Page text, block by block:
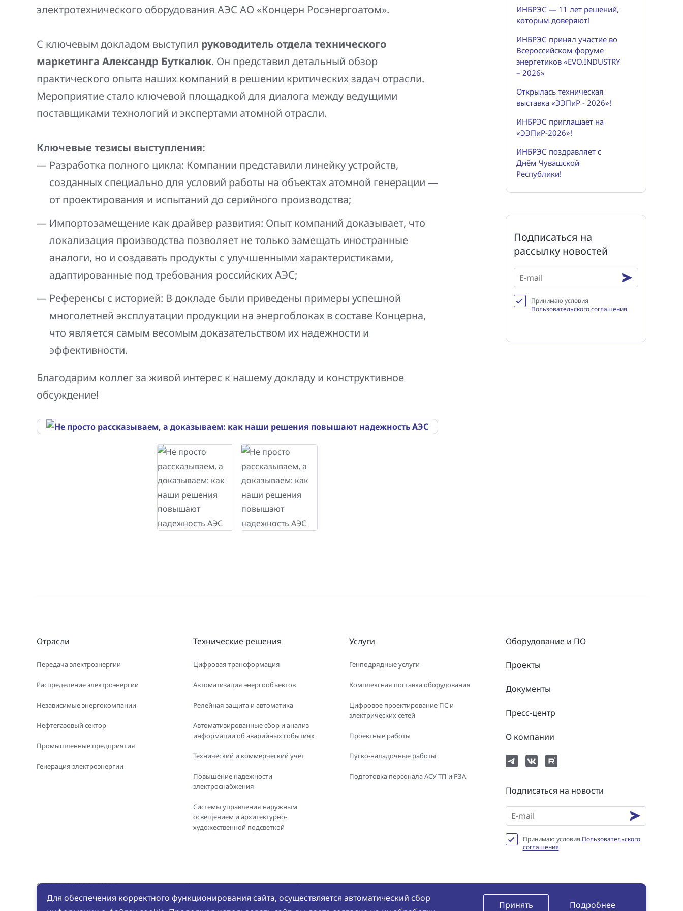
Повышение надежности
Шкафы РЗА 110-220 кВ
Устройства релейной защиты и автоматики
Сбор и анализ информации об аварийных
событиях
Оборудование компенсации емкостных
Определение поврежденного фидера
Промышленная автоматизация
электротехнического оборудования АЭС АО «Концерн Росэнергоатом».
С ключевым докладом выступил руководитель отдела технического
маркетинга Александр Буткалюк. Он представил детальный обзор
практического опыта наших компаний в решении критических задач отрасли.
Мероприятие стало ключевой площадкой для диалога между ведущими
поставщиками технологий и экспертами атомной отрасли.
Ключевые тезисы выступления:
Разработка полного цикла: Компании представили линейку устройств,
созданных специально для условий работы на объектах атомной генерации —
от проектирования и испытаний до серийного производства;
Импортозамещение как драйвер развития: Опыт компаний доказывает, что
локализация производства позволяет не только замещать иностранные
аналоги, но и создавать продукты с улучшенными характеристиками,
адаптированные под требования российских АЭС;
Референсы с историей: В докладе были приведены примеры успешной
многолетней эксплуатации продукции на энергоблоках в составе Концерна,
что является самым весомым доказательством их надежности и
эффективности.
Благодарим коллег за живой интерес к нашему докладу и конструктивное
обсуждение!
ИНБРЭС — 11 лет решений,
которым доверяют!
ИНБРЭС принял участие во
Всероссийском форуме
энергетиков «EVO.INDUSTRY
– 2026»
Открылась техническая
выставка «ЭЭПиР - 2026»!
ИНБРЭС приглашает на
«ЭЭПиР-2026»!
ИНБРЭС поздравляет с
Днём Чувашской
Республики!
Подписаться на
рассылку новостей
Принимаю условия
Пользовательского соглашения
Отрасли
Передача электроэнергии
Распределение электроэнергии
Независимые энергокомпании
Нефтегазовый сектор
Промышленные предприятия
Генерация электроэнергии
Технические решения
Цифровая трансформация
Автоматизация энергообъектов
Релейная защита и автоматика
Автоматизированные сбор и анализ
информации об аварийных событиях
Технический и коммерческий учет
Повышение надежности
электроснабжения
Системы управления наружным
освещением и архитектурно-
художественной подсветкой
Услуги
Генподрядные услуги
Комплексная поставка оборудования
Цифровое проектирование ПС и
электрических сетей
Проектные работы
Пуско-наладочные работы
Подготовка персонала АСУ ТП и РЗА
Оборудование и ПО
Проекты
Документы
Пресс-центр
О компании
Подписаться на новости
Принимаю условия Пользовательского
соглашения
Сookie
© ООО «ИНБРЭС», 2025. Все права защищены. Копирование и использование любых
материалов с сайта без письменного разрешения ООО «ИНБРЭС» не допускается
Для обеспечения корректного функционирования сайта, осуществляется автоматический сбор
Принять Подробнее